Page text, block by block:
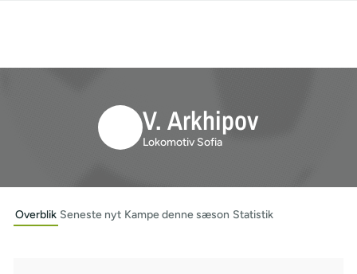
V. Arkhipov
Lokomotiv Sofia
Overblik Seneste nyt Kampe denne sæson Statistik